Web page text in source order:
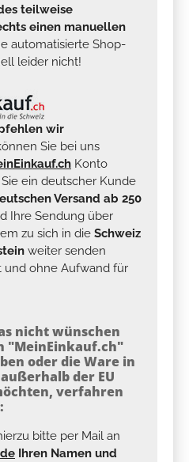
teilweise
einen manuellen
automatisierte Shop-
leider nicht!
wir
Sie bei uns
Konto
ein deutscher Kunde
Versand ab 250
Ihre Sendung über
zu sich in die Schweiz
weiter senden
und ohne Aufwand für
nicht wünschen
"MeinEinkauf.ch"
oder die Ware in
der EU
verfahren
bitte per Mail an
Ihren Namen und